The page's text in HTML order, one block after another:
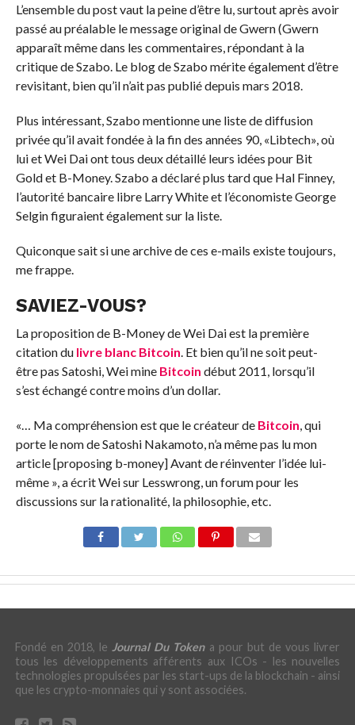
L’ensemble du post vaut la peine d’être lu, surtout après avoir
passé au préalable le message original de Gwern (Gwern
apparaît même dans les commentaires, répondant à la
critique de Szabo. Le blog de Szabo mérite également d’être
revisitant, bien qu’il n’ait pas publié depuis mars 2018.
Plus intéressant, Szabo mentionne une liste de diffusion
privée qu’il avait fondée à la fin des années 90, «Libtech», où
lui et Wei Dai ont tous deux détaillé leurs idées pour Bit
Gold et B-Money. Szabo a déclaré plus tard que Hal Finney,
l’autorité bancaire libre Larry White et l’économiste George
Selgin figuraient également sur la liste.
Quiconque sait si une archive de ces e-mails existe toujours,
me frappe.
SAVIEZ-VOUS?
La proposition de B-Money de Wei Dai est la première
citation du livre blanc Bitcoin. Et bien qu’il ne soit peut-
être pas Satoshi, Wei mine Bitcoin début 2011, lorsqu’il
s’est échangé contre moins d’un dollar.
«… Ma compréhension est que le créateur de Bitcoin, qui
porte le nom de Satoshi Nakamoto, n’a même pas lu mon
article [proposing b-money] Avant de réinventer l’idée lui-
même », a écrit Wei sur Lesswrong, un forum pour les
discussions sur la rationalité, la philosophie, etc.
Fondé en 2018, le Journal Du Tokena pour but de vous livrer
tous les développements afférents aux ICOs - les nouvelles
technologies propulsées par les start-ups de la blockchain - ainsi
que les crypto-monnaies qui y sont associées.